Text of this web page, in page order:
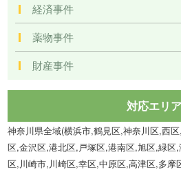
経済事件
薬物事件
財産事件
対応エリア
神奈川県全域(横浜市,鶴見区,神奈川区,西
区,金沢区,港北区,戸塚区,港南区,旭区,緑
区,川崎市,川崎区,幸区,中原区,高津区,多